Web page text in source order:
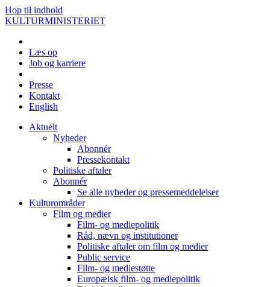
Hop til indhold
KULTURMINISTERIET
Læs op
Job og karriere
Presse
Kontakt
English
Aktuelt
Nyheder
Abonnér
Pressekontakt
Politiske aftaler
Abonnér
Se alle nyheder og pressemeddelelser
Kulturområder
Film og medier
Film- og mediepolitik
Råd, nævn og institutioner
Politiske aftaler om film og medier
Public service
Film- og mediestøtte
Europæisk film- og mediepolitik